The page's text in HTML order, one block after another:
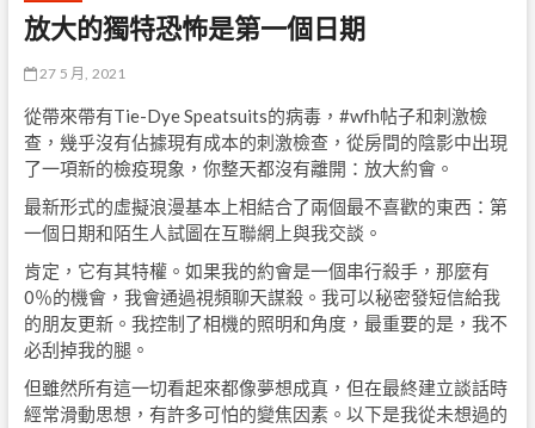
放大的獨特恐怖是第一個日期
27 5 月, 2021
從帶來帶有Tie-Dye Speatsuits的病毒，#wfh帖子和刺激檢
查，幾乎沒有佔據現有成本的刺激檢查，從房間的陰影中出現
了一項新的檢疫現象，你整天都沒有離開：放大約會。
最新形式的虛擬浪漫基本上相結合了兩個最不喜歡的東西：第
一個日期和陌生人試圖在互聯網上與我交談。
肯定，它有其特權。如果我的約會是一個串行殺手，那麼有
0％的機會，我會通過視頻聊天謀殺。我可以秘密發短信給我
的朋友更新。我控制了相機的照明和角度，最重要的是，我不
必刮掉我的腿。
但雖然所有這一切看起來都像夢想成真，但在最終建立談話時
經常滑動思想，有許多可怕的變焦因素。以下是我從未想過的